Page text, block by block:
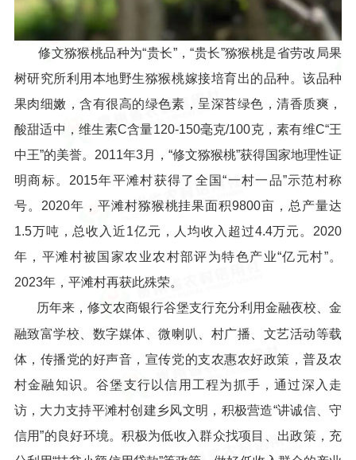
修文猕猴桃品种为“贵长”，“贵长”猕猴桃是省劳改局果
树研究所利用本地野生猕猴桃嫁接培育出的品种。该品种
果肉细嫩，含有很高的绿色素，呈深苔绿色，清香质爽，
酸甜适中，维生素C含量120-150毫克/100克，素有维C“王
中王”的美誉。2011年3月，“修文猕猴桃”获得国家地理性证
明商标。2015年平滩村获得了全国“一村一品”示范村称
号。2020年，平滩村猕猴桃挂果面积9800亩，总产量达
1.5万吨，总收入近1亿元，人均收入超过4.4万元。2020
年，平滩村被国家农业农村部评为特色产业“亿元村”。
2023年，平滩村再获此殊荣。
历年来，修文农商银行谷堡支行充分利用金融夜校、金
融致富学校、数字媒体、微喇叭、村广播、文艺活动等载
体，传播党的好声音，宣传党的支农惠农好政策，普及农
村金融知识。谷堡支行以信用工程为抓手，通过深入走
访，大力支持平滩村创建乡风文明，积极营造“讲诚信、守
信用”的良好环境。积极为低收入群众找项目、出政策，充